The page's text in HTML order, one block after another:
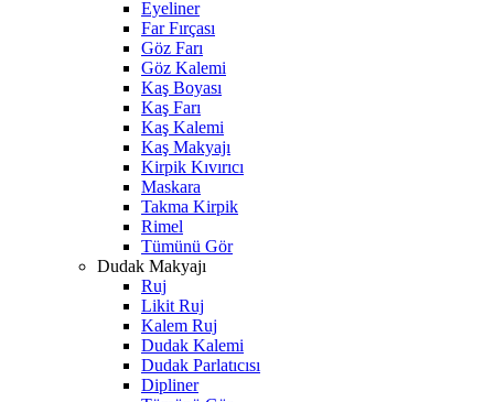
Eyeliner
Far Fırçası
Göz Farı
Göz Kalemi
Kaş Boyası
Kaş Farı
Kaş Kalemi
Kaş Makyajı
Kirpik Kıvırıcı
Maskara
Takma Kirpik
Rimel
Tümünü Gör
Dudak Makyajı
Ruj
Likit Ruj
Kalem Ruj
Dudak Kalemi
Dudak Parlatıcısı
Dipliner